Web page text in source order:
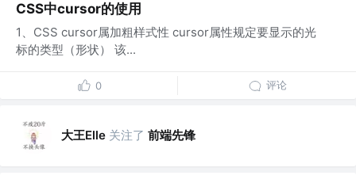
CSS中cursor的使用
1、CSS cursor属加粗样式性 cursor属性规定要显示的光
标的类型（形状） 该...
0 评论
大王Elle 关注了 前端先锋